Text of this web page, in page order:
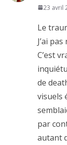
23 avril
Le
J’ai
C’est
de
visuels
par
autant